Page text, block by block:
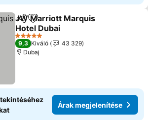
Megosztás
Hozzáadás a kedvencekhez
JW Marriott Marquis
Hotel Dubai
Árak megjelenítése
5 Kategória
9,3 Kiváló
43 329
Dubaj
Árak megjelenítése